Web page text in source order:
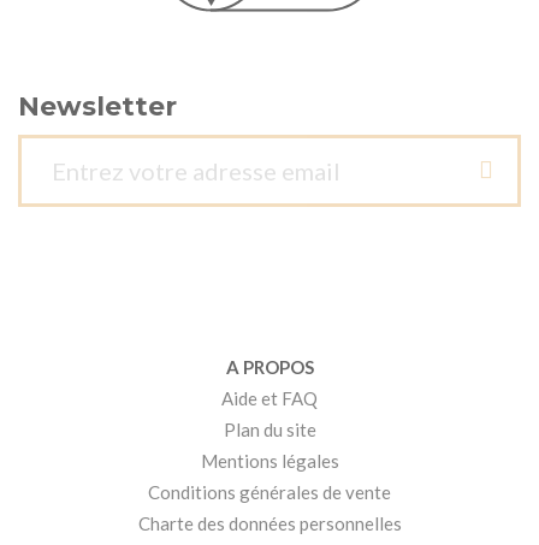
Newsletter
A PROPOS
Aide et FAQ
Plan du site
Mentions légales
Conditions générales de vente
Charte des données personnelles